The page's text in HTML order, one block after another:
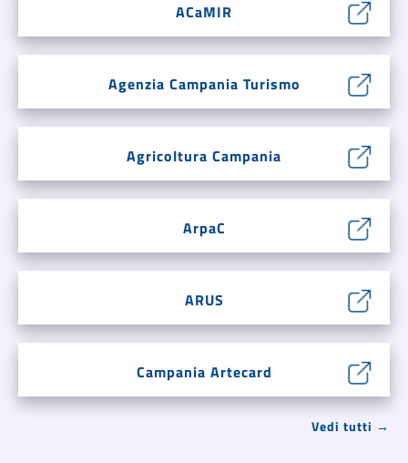
ACaMIR
Agenzia Campania Turismo
Agricoltura Campania
ArpaC
ARUS
Campania Artecard
Vedi tutti →